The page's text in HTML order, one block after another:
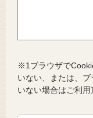
※1ブラウザで
いない、または、
いない場合はご利用